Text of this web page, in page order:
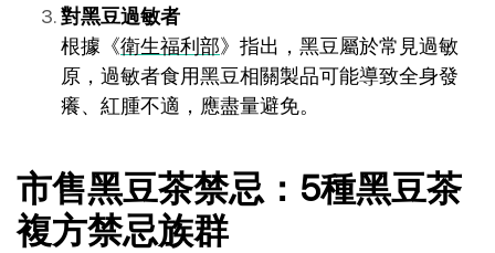
對黑豆過敏者
根據《衛生福利部》指出，黑豆屬於常見過敏
原，過敏者食用黑豆相關製品可能導致全身發
癢、紅腫不適，應盡量避免。
市售黑豆茶禁忌：5種黑豆茶
複方禁忌族群